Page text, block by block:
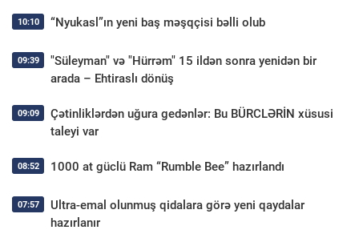
10:10 “Nyukasl”ın yeni baş məşqçisi bəlli olub
09:39
"Süleyman" və "Hürrəm" 15 ildən sonra yenidən bir
arada – Ehtiraslı dönüş
09:09
Çətinliklərdən uğura gedənlər: Bu BÜRCLƏRİN xüsusi
taleyi var
08:52 1000 at güclü Ram “Rumble Bee” hazırlandı
07:57
Ultra-emal olunmuş qidalara görə yeni qaydalar
hazırlanır